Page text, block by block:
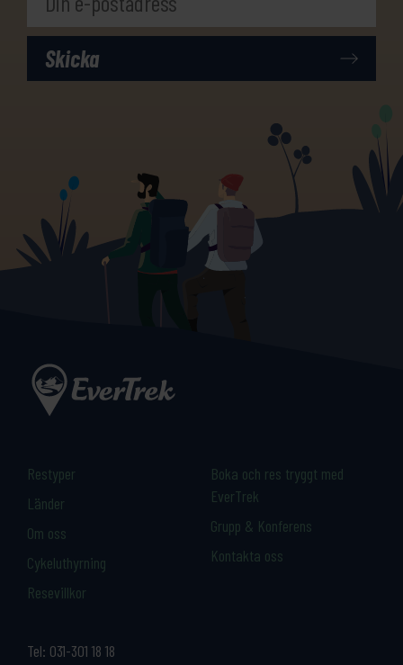
Tel: 031-301 18 18
Restyper
Länder
Om oss
Cykeluthyrning
Resevillkor
Boka och res tryggt med
EverTrek
Grupp & Konferens
Kontakta oss